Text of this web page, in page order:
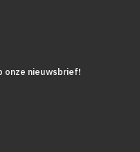
onze nieuwsbrief!